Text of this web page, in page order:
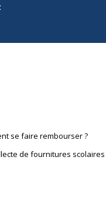
se faire rembourser ?
de fournitures scolaires